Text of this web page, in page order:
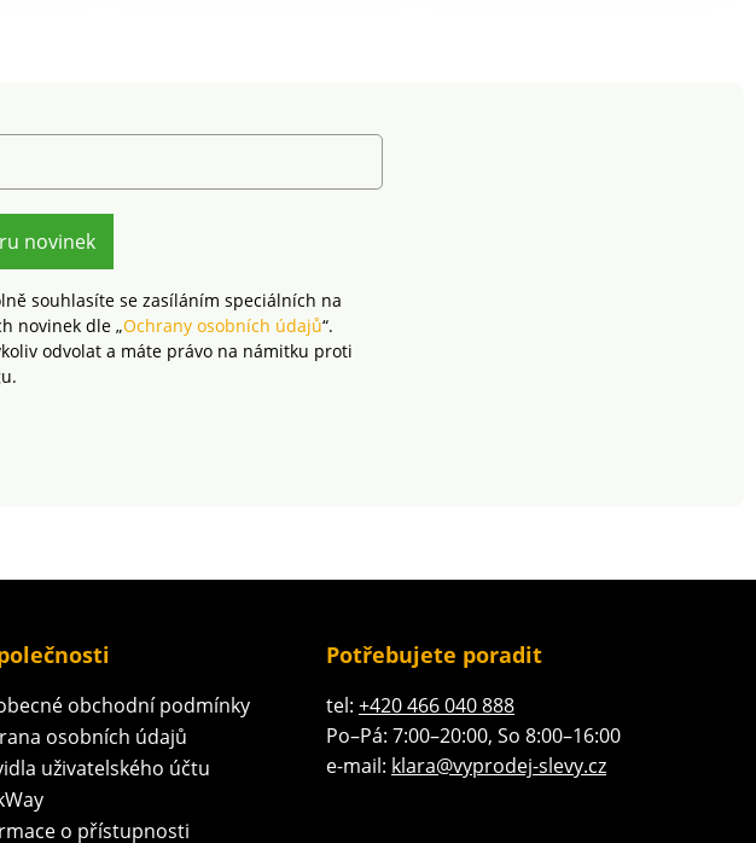
novinek
souhlasíte se zasíláním speciálních na
novinek dle „Ochrany osobních údajů“.
odvolat a máte právo na námitku proti
obchodní podmínky
osobních údajů
uživatelského účtu
o přístupnosti
Potřebujete poradit
tel: +420 466 040 888
Po–Pá: 7:00–20:00, So 8:00–16:00
e-mail: klara@vyprodej-slevy.cz